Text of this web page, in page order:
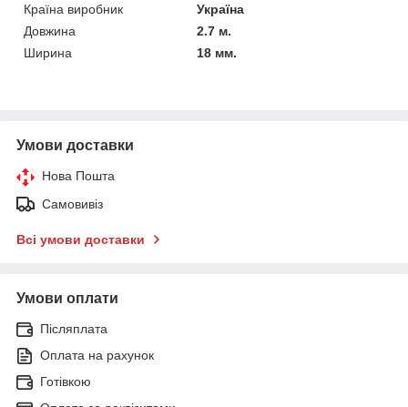
Країна виробник
Україна
Довжина
2.7 м.
Ширина
18 мм.
Умови доставки
Нова Пошта
Самовивіз
Всі умови доставки
Умови оплати
Післяплата
Оплата на рахунок
Готівкою